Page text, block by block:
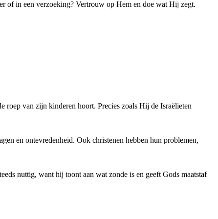
of in een verzoeking? Vertrouw op Hem en doe wat Hij zegt.
roep van zijn kinderen hoort. Precies zoals Hij de Israëlieten
en ontevredenheid. Ook christenen hebben hun problemen,
nuttig, want hij toont aan wat zonde is en geeft Gods maatstaf